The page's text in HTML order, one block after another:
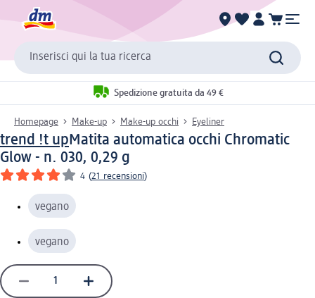
Inserisci qui la tua ricerca
Spedizione gratuita da 49 €
Homepage Make-up Make-up occhi Eyeliner
trend !t upMatita automatica occhi Chromatic
Glow - n. 030, 0,29 g
4 (21 recensioni)
vegano
vegano